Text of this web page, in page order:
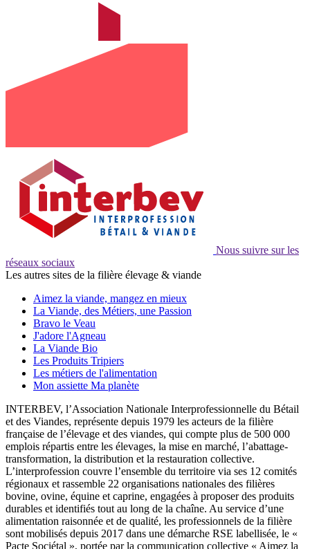
Nous suivre sur les
réseaux sociaux
Les autres sites de la filière élevage & viande
Aimez la viande, mangez en mieux
La Viande, des Métiers, une Passion
Bravo le Veau
J'adore l'Agneau
La Viande Bio
Les Produits Tripiers
Les métiers de l'alimentation
Mon assiette Ma planète
INTERBEV, l’Association Nationale Interprofessionnelle du Bétail
et des Viandes, représente depuis 1979 les acteurs de la filière
française de l’élevage et des viandes, qui compte plus de 500 000
emplois répartis entre les élevages, la mise en marché, l’abattage-
transformation, la distribution et la restauration collective.
L’interprofession couvre l’ensemble du territoire via ses 12 comités
régionaux et rassemble 22 organisations nationales des filières
bovine, ovine, équine et caprine, engagées à proposer des produits
durables et identifiés tout au long de la chaîne. Au service d’une
alimentation raisonnée et de qualité, les professionnels de la filière
sont mobilisés depuis 2017 dans une démarche RSE labellisée, le «
Pacte Sociétal », portée par la communication collective « Aimez la